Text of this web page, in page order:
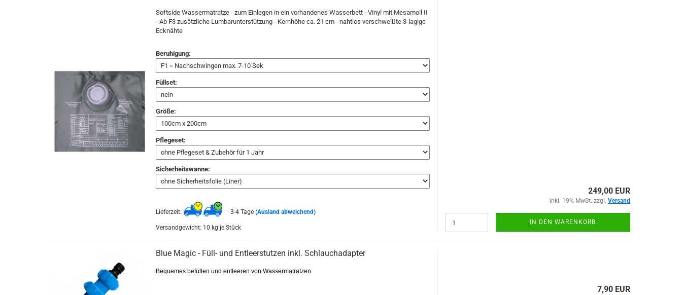
Softside Wassermatratze - zum Einlegen in ein vorhandenes Wasserbett - Vinyl mit Mesamoll II
- Ab F3 zusätzliche Lumbarunterstützung - Kernhöhe ca. 21 cm - nahtlos verschweißte 3-lagige
Ecknähte
Beruhigung:
Füllset:
Größe:
Pflegeset:
Sicherheitswanne:
Lieferzeit: 3-4 Tage (Ausland abweichend)
Versandgewicht: 10 kg je Stück
249,00 EUR
inkl. 19% MwSt. zzgl. Versand
IN DEN WARENKORB
Blue Magic - Füll- und Entleerstutzen inkl. Schlauchadapter
Bequemes befüllen und entleeren von Wassermatratzen
7,90 EUR